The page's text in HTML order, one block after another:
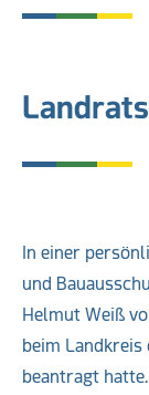
In einer
und
Helmut Weiß
beim
beantragt